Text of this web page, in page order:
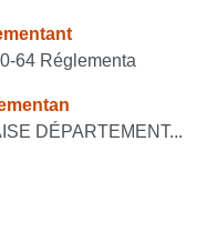
64 Réglementa
DÉPARTEMENT...